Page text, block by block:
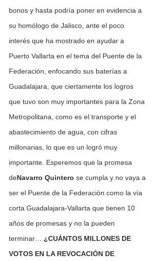
bonos y hasta podría poner en evidencia a
su homólogo de Jalisco, ante el poco
interés que ha mostrado en ayudar a
Puerto Vallarta en el tema del Puente de la
Federación, enfocando sus baterías a
Guadalajara, que ciertamente los logros
que tuvo son muy importantes para la Zona
Metropolitana, como es el transporte y el
abastecimiento de agua, con cifras
millonarias, lo que es un logró muy
importante. Esperemos que la promesa
deNavarro Quintero se cumpla y no vaya a
ser el Puente de la Federación como la vía
corta Guadalajara-Vallarta que tienen 10
años de promesas y no la pueden
terminar… ¿CUÁNTOS MILLONES DE
VOTOS EN LA REVOCACIÓN DE